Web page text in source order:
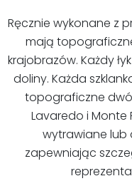
Ręcznie wykonane z
mają
krajobrazów. Każdy
doliny. Każda
topograficzne
Lavaredo i Monte
wytrawiane lub
zapewniając